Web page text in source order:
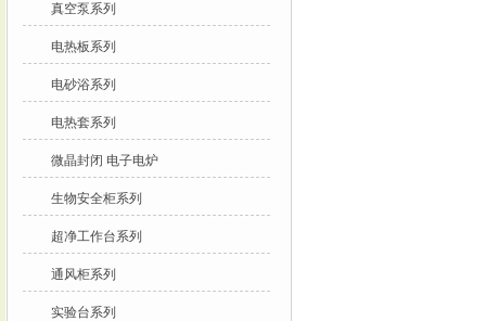
真空泵系列
电热板系列
电砂浴系列
电热套系列
微晶封闭 电子电炉
生物安全柜系列
超净工作台系列
通风柜系列
实验台系列